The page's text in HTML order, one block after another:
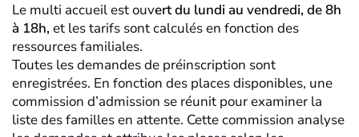
Le multi accueil est ouvert du lundi au vendredi, de 8h
à 18h, et les tarifs sont calculés en fonction des
ressources familiales.
Toutes les demandes de préinscription sont
enregistrées. En fonction des places disponibles, une
commission d’admission se réunit pour examiner la
liste des familles en attente. Cette commission analyse